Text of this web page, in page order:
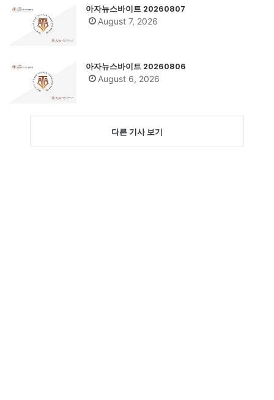
아자뉴스바이트 20260807
August 7, 2026
아자뉴스바이트 20260806
August 6, 2026
다른 기사 보기